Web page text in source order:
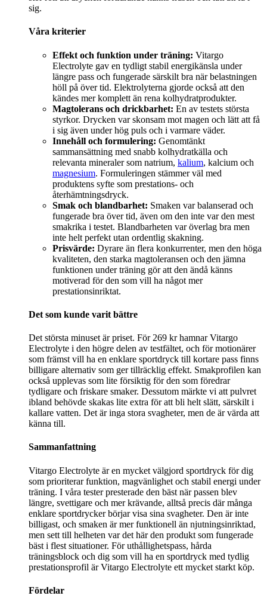
sig.
Våra kriterier
Effekt och funktion under träning: Vitargo
Electrolyte gav en tydligt stabil energikänsla under
längre pass och fungerade särskilt bra när belastningen
höll på över tid. Elektrolyterna gjorde också att den
kändes mer komplett än rena kolhydratprodukter.
Magtolerans och drickbarhet: En av testets största
styrkor. Drycken var skonsam mot magen och lätt att få
i sig även under hög puls och i varmare väder.
Innehåll och formulering: Genomtänkt
sammansättning med snabb kolhydratkälla och
relevanta mineraler som natrium, kalium, kalcium och
magnesium. Formuleringen stämmer väl med
produktens syfte som prestations- och
återhämtningsdryck.
Smak och blandbarhet: Smaken var balanserad och
fungerade bra över tid, även om den inte var den mest
smakrika i testet. Blandbarheten var överlag bra men
inte helt perfekt utan ordentlig skakning.
Prisvärde: Dyrare än flera konkurrenter, men den höga
kvaliteten, den starka magtoleransen och den jämna
funktionen under träning gör att den ändå känns
motiverad för den som vill ha något mer
prestationsinriktat.
Det som kunde varit bättre
Det största minuset är priset. För 269 kr hamnar Vitargo
Electrolyte i den högre delen av testfältet, och för motionärer
som främst vill ha en enklare sportdryck till kortare pass finns
billigare alternativ som ger tillräcklig effekt. Smakprofilen kan
också upplevas som lite försiktig för den som föredrar
tydligare och friskare smaker. Dessutom märkte vi att pulvret
ibland behövde skakas lite extra för att bli helt slätt, särskilt i
kallare vatten. Det är inga stora svagheter, men de är värda att
känna till.
Sammanfattning
Vitargo Electrolyte är en mycket välgjord sportdryck för dig
som prioriterar funktion, magvänlighet och stabil energi under
träning. I våra tester presterade den bäst när passen blev
längre, svettigare och mer krävande, alltså precis där många
enklare sportdrycker börjar visa sina svagheter. Den är inte
billigast, och smaken är mer funktionell än njutningsinriktad,
men sett till helheten var det här den produkt som fungerade
bäst i flest situationer. För uthållighetspass, hårda
träningsblock och dig som vill ha en sportdryck med tydlig
prestationsprofil är Vitargo Electrolyte ett mycket starkt köp.
Fördelar